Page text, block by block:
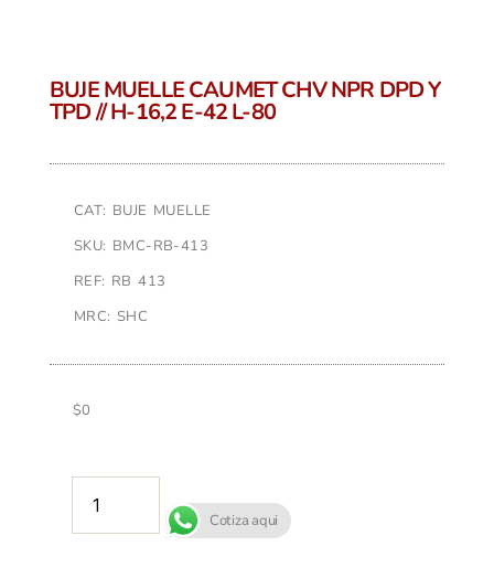
BUJE MUELLE CAUMET CHV NPR DPD Y
TPD // H-16,2 E-42 L-80
CAT: BUJE MUELLE
SKU: BMC-RB-413
REF: RB 413
MRC: SHC
$0
Cotiza aqui